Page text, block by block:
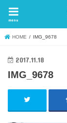
menu
HOME IMG_9678
2017.11.18
IMG_9678